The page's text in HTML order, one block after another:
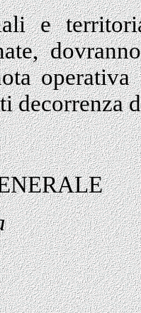
e
decorrenza